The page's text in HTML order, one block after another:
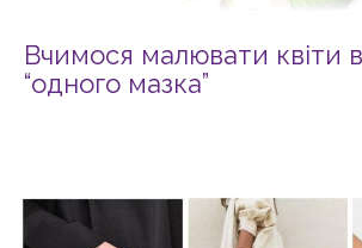
Вчимося малювати квіти в
“одного мазка”